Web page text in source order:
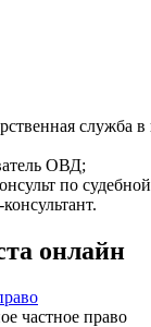
служба
ОВД;
по
онлайн
частное право